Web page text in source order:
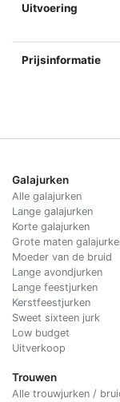
Uitvoering
Prijsinformatie
Galajurken
Alle galajurken
Lange galajurken
Korte galajurken
Grote maten
Moeder van de bruid
Lange avondjurken
Lange feestjurken
Kerstfeestjurken
Sweet sixteen jurk
Low budget
Uitverkoop
Trouwen
Alle trouwjurken /